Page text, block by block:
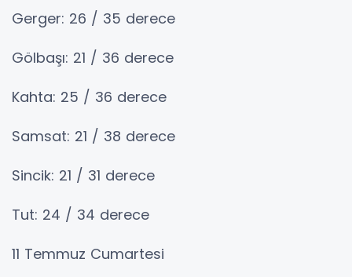
Gerger: 26 / 35 derece
Gölbaşı: 21 / 36 derece
Kahta: 25 / 36 derece
Samsat: 21 / 38 derece
Sincik: 21 / 31 derece
Tut: 24 / 34 derece
11 Temmuz Cumartesi